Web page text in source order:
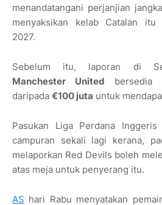
menandatangani perjanjian
menyaksikan kelab Catalan itu
2027.
Sebelum itu, laporan di
Manchester United bersedia
daripada €100 juta untuk
Pasukan Liga Perdana
campuran sekali lagi kerana,
melaporkan Red Devils boleh
atas meja untuk penyerang itu.
AS hari Rabu menyatakan